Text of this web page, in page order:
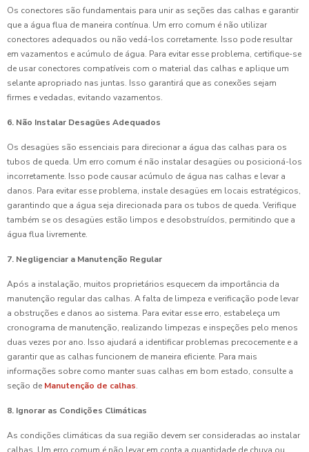
Os conectores são fundamentais para unir as seções das calhas e garantir
que a água flua de maneira contínua. Um erro comum é não utilizar
conectores adequados ou não vedá-los corretamente. Isso pode resultar
em vazamentos e acúmulo de água. Para evitar esse problema, certifique-se
de usar conectores compatíveis com o material das calhas e aplique um
selante apropriado nas juntas. Isso garantirá que as conexões sejam
firmes e vedadas, evitando vazamentos.
6. Não Instalar Desagües Adequados
Os desagües são essenciais para direcionar a água das calhas para os
tubos de queda. Um erro comum é não instalar desagües ou posicioná-los
incorretamente. Isso pode causar acúmulo de água nas calhas e levar a
danos. Para evitar esse problema, instale desagües em locais estratégicos,
garantindo que a água seja direcionada para os tubos de queda. Verifique
também se os desagües estão limpos e desobstruídos, permitindo que a
água flua livremente.
7. Negligenciar a Manutenção Regular
Após a instalação, muitos proprietários esquecem da importância da
manutenção regular das calhas. A falta de limpeza e verificação pode levar
a obstruções e danos ao sistema. Para evitar esse erro, estabeleça um
cronograma de manutenção, realizando limpezas e inspeções pelo menos
duas vezes por ano. Isso ajudará a identificar problemas precocemente e a
garantir que as calhas funcionem de maneira eficiente. Para mais
informações sobre como manter suas calhas em bom estado, consulte a
seção de Manutenção de calhas.
8. Ignorar as Condições Climáticas
As condições climáticas da sua região devem ser consideradas ao instalar
calhas. Um erro comum é não levar em conta a quantidade de chuva ou